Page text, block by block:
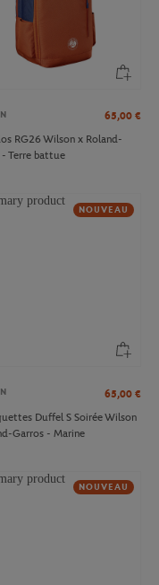
65,00 €
RG26 Wilson x Roland-
Terre battue
NOUVEAU
65,00 €
Duffel S Soirée Wilson
Garros - Marine
NOUVEAU